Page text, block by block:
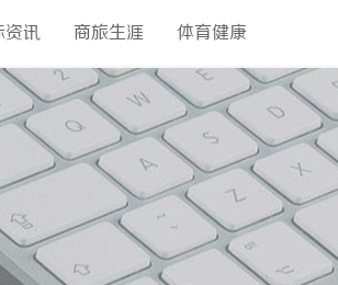
资讯 商旅生涯 体育健康